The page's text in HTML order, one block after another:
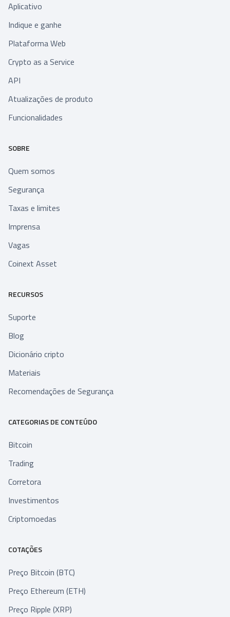
Aplicativo
Indique e ganhe
Plataforma Web
Crypto as a Service
API
Atualizações de produto
Funcionalidades
SOBRE
Quem somos
Segurança
Taxas e limites
Imprensa
Vagas
Coinext Asset
RECURSOS
Suporte
Blog
Dicionário cripto
Materiais
Recomendações de Segurança
CATEGORIAS DE CONTEÚDO
Bitcoin
Trading
Corretora
Investimentos
Criptomoedas
COTAÇÕES
Preço Bitcoin (BTC)
Preço Ethereum (ETH)
Preço Ripple (XRP)